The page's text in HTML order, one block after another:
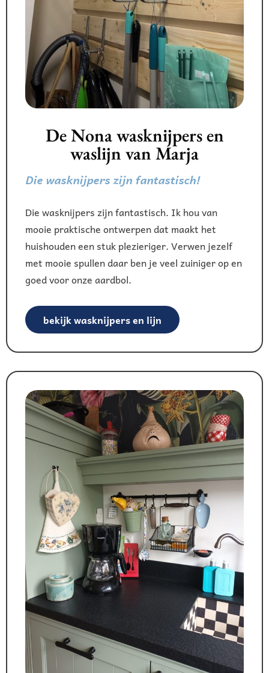
De Nona wasknijpers en
waslijn van Marja
Die wasknijpers zijn fantastisch!
Die wasknijpers zijn fantastisch. Ik hou van
mooie praktische ontwerpen dat maakt het
huishouden een stuk plezieriger. Verwen jezelf
met mooie spullen daar ben je veel zuiniger op en
goed voor onze aardbol.
bekijk wasknijpers en lijn